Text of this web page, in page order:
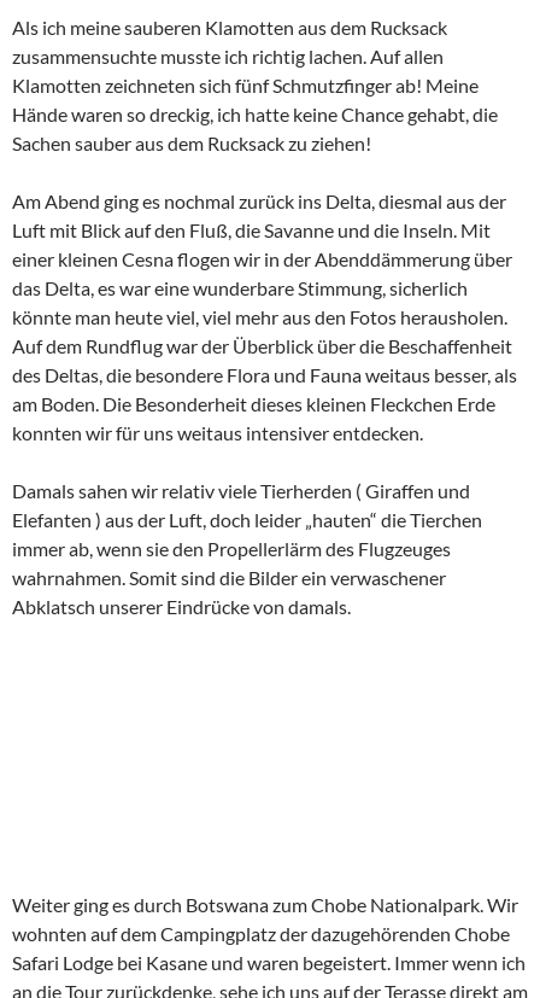
Als ich meine sauberen Klamotten aus dem Rucksack
zusammensuchte musste ich richtig lachen. Auf allen
Klamotten zeichneten sich fünf Schmutzfinger ab! Meine
Hände waren so dreckig, ich hatte keine Chance gehabt, die
Sachen sauber aus dem Rucksack zu ziehen!
Am Abend ging es nochmal zurück ins Delta, diesmal aus der
Luft mit Blick auf den Fluß, die Savanne und die Inseln. Mit
einer kleinen Cesna flogen wir in der Abenddämmerung über
das Delta, es war eine wunderbare Stimmung, sicherlich
könnte man heute viel, viel mehr aus den Fotos herausholen.
Auf dem Rundflug war der Überblick über die Beschaffenheit
des Deltas, die besondere Flora und Fauna weitaus besser, als
am Boden. Die Besonderheit dieses kleinen Fleckchen Erde
konnten wir für uns weitaus intensiver entdecken.
Damals sahen wir relativ viele Tierherden ( Giraffen und
Elefanten ) aus der Luft, doch leider „hauten“ die Tierchen
immer ab, wenn sie den Propellerlärm des Flugzeuges
wahrnahmen. Somit sind die Bilder ein verwaschener
Abklatsch unserer Eindrücke von damals.
Weiter ging es durch Botswana zum Chobe Nationalpark. Wir
wohnten auf dem Campingplatz der dazugehörenden Chobe
Safari Lodge bei Kasane und waren begeistert. Immer wenn ich
an die Tour zurückdenke, sehe ich uns auf der Terasse direkt am